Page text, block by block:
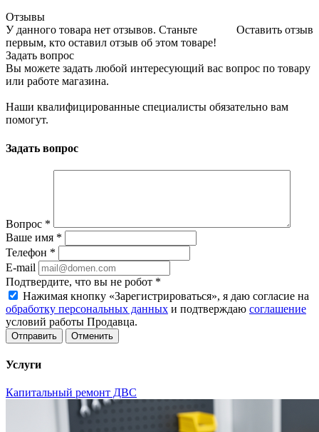
Отзывы
Оставить отзыв
У данного товара нет отзывов. Станьте
первым, кто оставил отзыв об этом товаре!
Задать вопрос
Вы можете задать любой интересующий вас вопрос по товару
или работе магазина.
Наши квалифицированные специалисты обязательно вам
помогут.
Задать вопрос
Вопрос *
Ваше имя *
Телефон *
E-mail
Подтвердите, что вы не робот *
Нажимая кнопку «Зарегистрироваться», я даю согласие на
обработку персональных данных и подтверждаю соглашение
условий работы Продавца.
Отменить
Услуги
Капитальный ремонт ДВС